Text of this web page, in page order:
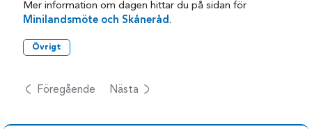
Mer information om dagen hittar du på sidan för
Minilandsmöte och Skåneråd.
Övrigt
Föregående Nästa